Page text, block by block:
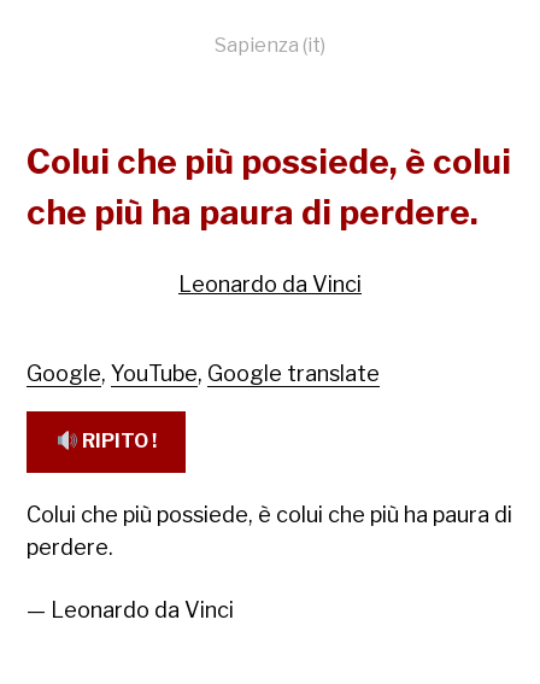
Sapienza (it)
Colui che più possiede, è colui
che più ha paura di perdere.
Leonardo da Vinci
Google,YouTube, Google translate
RIPITO !
Colui che più possiede, è colui che più ha paura di
perdere.
— Leonardo da Vinci